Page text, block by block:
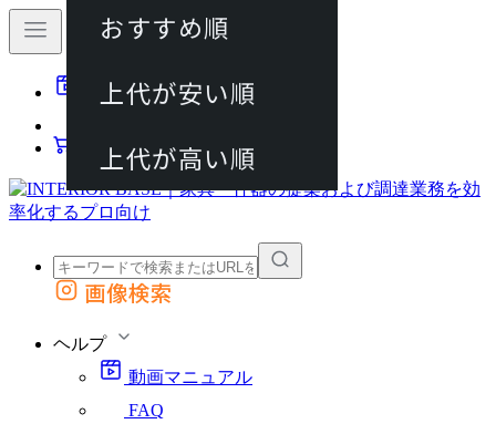
動画マニュアル
カート
外部サイトの商品をカートに追加
画像検索
ヘルプ
動画マニュアル
FAQ
おすすめ順
上代が安い順
上代が高い順